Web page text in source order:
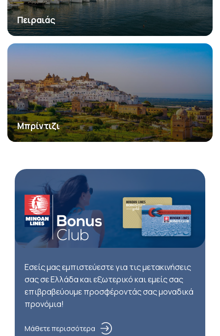
Πειραιάς
Μπρίντιζι
Εσείς μας εμπιστεύεστε για τις μετακινήσεις
σας σε Ελλάδα και εξωτερικό και εμείς σας
επιβραβεύουμε προσφέροντάς σας μοναδικά
προνόμια!
Μάθετε περισσότερα